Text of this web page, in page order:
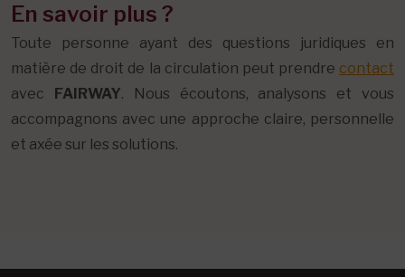
En savoir plus ?
Toute personne ayant des questions juridiques en
matière de droit de la circulation peut prendre contact
avec
FAIRWAY. Nous écoutons, analysons et vous
accompagnons avec une approche claire, personnelle
et axée sur les solutions.